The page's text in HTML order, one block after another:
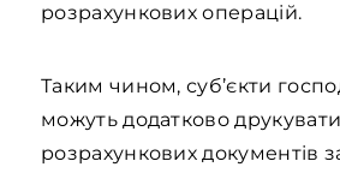
розрахункових операцій.
Таким чином, суб’єкти
можуть додатково
розрахункових документів